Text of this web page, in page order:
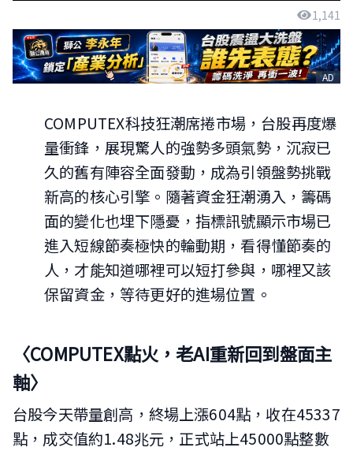
1,141
AD
COMPUTEX科技狂潮席捲市場，台股再度爆
量衝鋒，展現驚人的強勢多頭氣勢，沉寂已
久的舊有陣容全面發動，成為引領盤勢挑戰
新高的核心引擎。隨著資金狂潮湧入，籌碼
面的變化也埋下隱憂，指標訊號顯示市場已
進入短線節奏極快的輪動期，看得懂節奏的
人，才能知道哪裡可以短打參與，哪裡又該
保留資金，等待更好的進場位置。
〈COMPUTEX點火，老AI重新回到盤面主
軸〉
台股今天帶量創高，終場上漲604點，收在45337
點，成交值約1.48兆元，正式站上45000點整數